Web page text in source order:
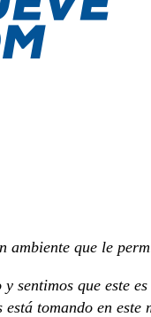
ambiente que le
sentimos que este
tomando en este